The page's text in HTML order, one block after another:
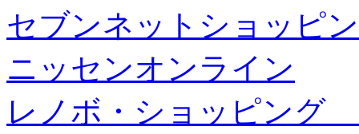
セブンネットショッピ
ニッセンオンライン
レノボ・ショッピング